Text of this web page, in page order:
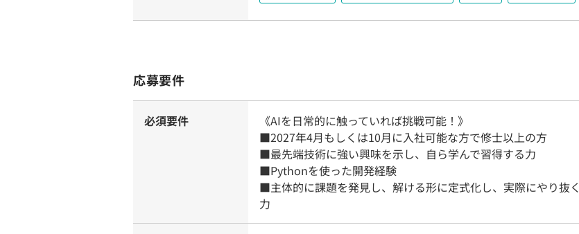
応募要件
必須要件
《AIを日常的に触っていれば挑戦可能！》
■2027年4月もしくは10月に入社可能な方で修士以上の方
■最先端技術に強い興味を示し、自ら学んで習得する力
■Pythonを使った開発経験
■主体的に課題を発見し、解ける形に定式化し、実際にやり抜く
力